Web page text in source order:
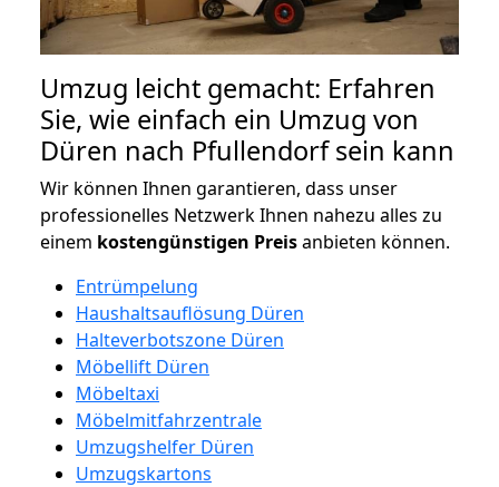
Umzug leicht gemacht: Erfahren
Sie, wie einfach ein Umzug von
Düren nach Pfullendorf sein kann
Wir können Ihnen garantieren, dass unser
professionelles Netzwerk Ihnen nahezu alles zu
einem kostengünstigen Preisanbieten können.
Entrümpelung
Haushaltsauflösung Düren
Halteverbotszone Düren
Möbellift Düren
Möbeltaxi
Möbelmitfahrzentrale
Umzugshelfer Düren
Umzugskartons